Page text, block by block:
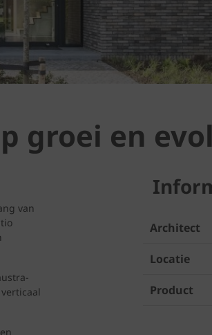
groei en
van
Architect
Locatie
Product